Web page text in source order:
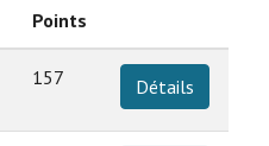
Points
157 Détails